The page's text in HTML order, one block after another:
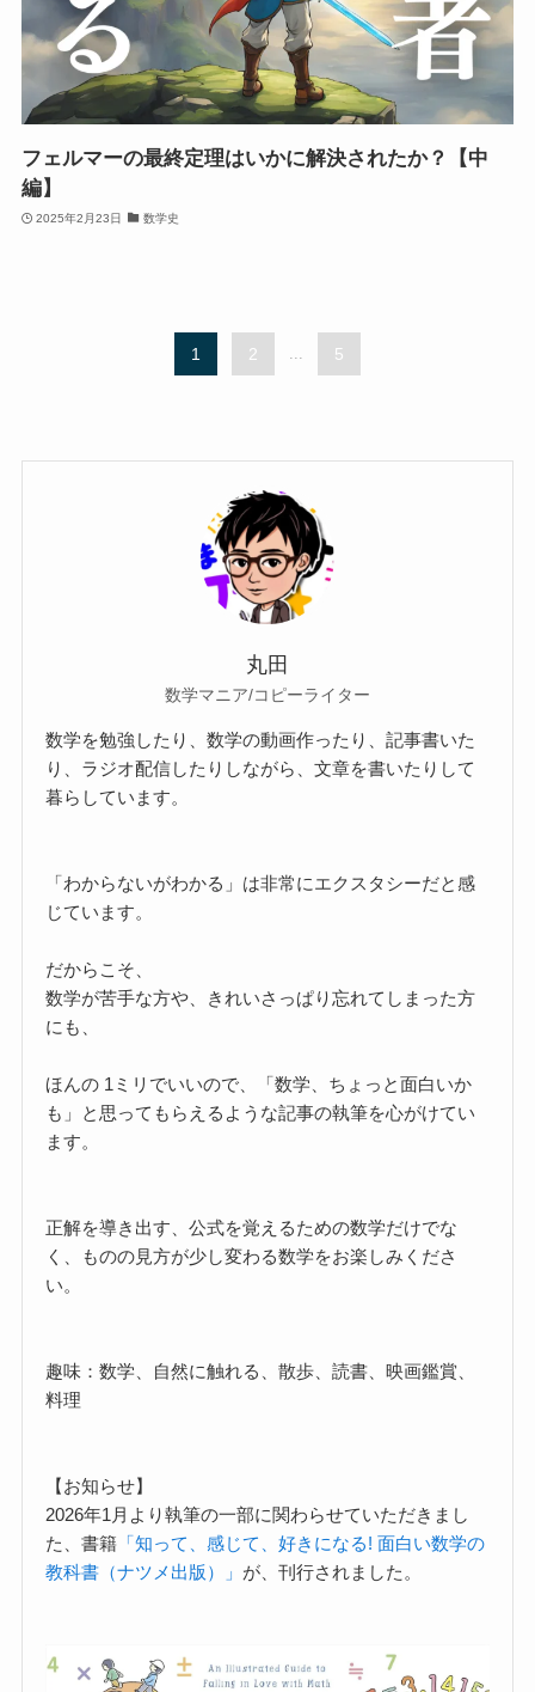
フェルマーの最終定理はいかに解決されたか？【中
編】
2025年2月23日 数学史
1 2 ... 5
丸田
数学マニア/コピーライター
数学を勉強したり、数学の動画作ったり、記事書いた
り、ラジオ配信したりしながら、文章を書いたりして
暮らしています。
「わからないがわかる」は非常にエクスタシーだと感
じています。
だからこそ、
数学が苦手な方や、きれいさっぱり忘れてしまった方
にも、
ほんの 1ミリでいいので、「数学、ちょっと面白いか
も」と思ってもらえるような記事の執筆を心がけてい
ます。
正解を導き出す、公式を覚えるための数学だけでな
く、ものの見方が少し変わる数学をお楽しみくださ
い。
趣味：数学、自然に触れる、散歩、読書、映画鑑賞、
料理
【お知らせ】
2026年1月より執筆の一部に関わらせていただきまし
た、書籍 「知って、感じて、好きになる! 面白い数学の
教科書（ナツメ出版）」 が、刊行されました。